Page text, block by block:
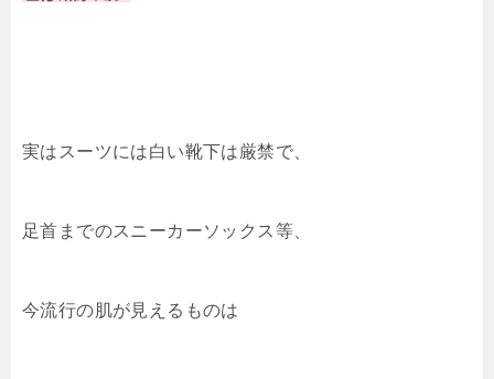
実はスーツには白い靴下は厳禁で、
足首までのスニーカーソックス等、
今流行の肌が見えるものは